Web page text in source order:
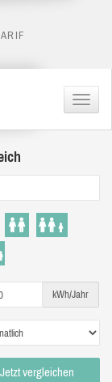
Menü
kWh/Jahr
Jetzt vergleichen